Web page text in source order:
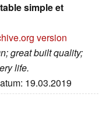
simple et
version
great built quality;
life.
19.03.2019